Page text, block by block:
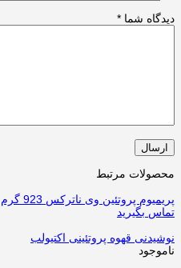
دیدگاه شما *
محصولات مرتبط
پریمیوم پروتئین وی ناترکس 923 گرم
تماس بگیرید
نوشیدنی قهوه پروتئینی اکتیولب
ناموجود